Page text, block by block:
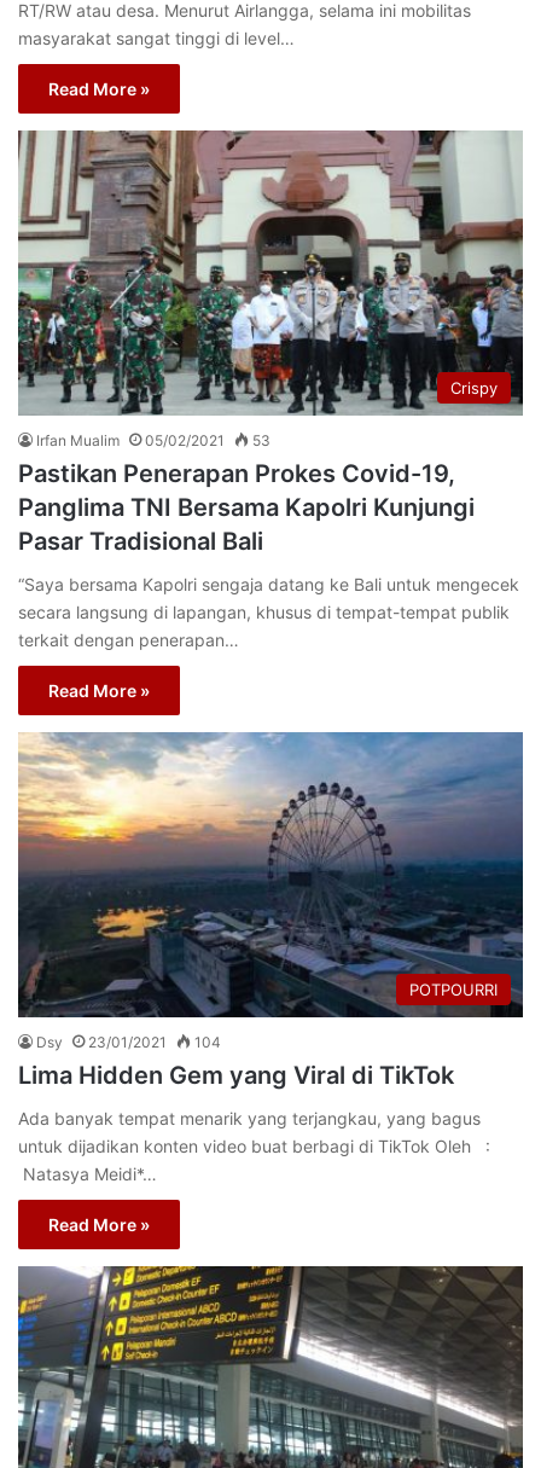
RT/RW atau desa. Menurut Airlangga, selama ini mobilitas
masyarakat sangat tinggi di level…
Read More »
Crispy
Irfan Mualim 05/02/2021 53
Pastikan Penerapan Prokes Covid-19,
Panglima TNI Bersama Kapolri Kunjungi
Pasar Tradisional Bali
“Saya bersama Kapolri sengaja datang ke Bali untuk mengecek
secara langsung di lapangan, khusus di tempat-tempat publik
terkait dengan penerapan…
Read More »
POTPOURRI
Dsy 23/01/2021 104
Lima Hidden Gem yang Viral di TikTok
Ada banyak tempat menarik yang terjangkau, yang bagus
untuk dijadikan konten video buat berbagi di TikTok Oleh :
Natasya Meidi*…
Read More »